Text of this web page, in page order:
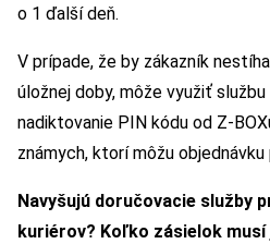
o 1 ďalší deň.
V prípade, že by zákazník
úložnej doby, môže využiť
nadiktovanie PIN kódu od Z-
známych, ktorí môžu
Navyšujú doručovacie služby
kuriérov? Koľko zásielok